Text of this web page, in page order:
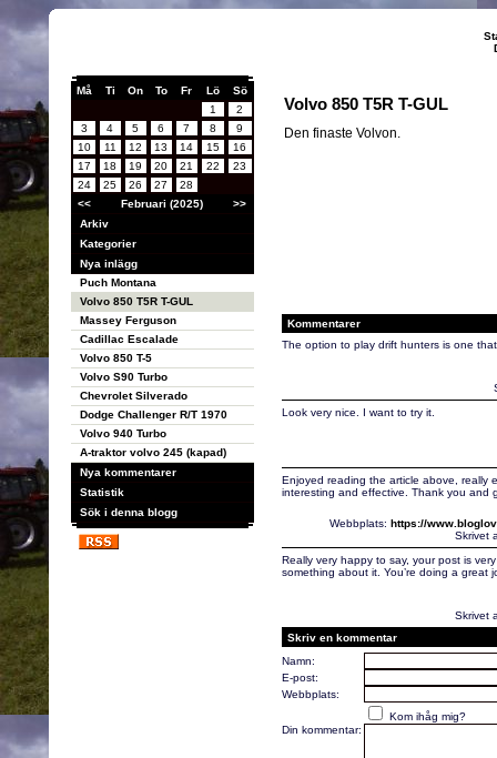
Må Ti On To Fr Lö
Sö
1
2
3
4 5 6 7 8
9
10
11 12 13 14 15
16
17
18 19 20 21 22
23
24
25 26 27
28
<<
Februari (2025)
>>
Arkiv
Kategorier
Nya inlägg
Puch Montana
Volvo 850 T5R T-GUL
Massey Ferguson
Cadillac Escalade
Volvo 850 T-5
Volvo S90 Turbo
Chevrolet Silverado
Dodge Challenger R/T 1970
Volvo 940 Turbo
A-traktor volvo 245 (kapad)
Nya kommentarer
Statistik
Sök i denna blogg
Volvo 850 T5R T-GUL
Den finaste Volvon.
Kommentarer
The option to play drift hunters is one
Look very nice. I want to try it.
Enjoyed reading the article above, really
interesting and effective. Thank you and
Webbplats: https://
Skrivet
Really very happy to say, your post is
something about it. You’re doing a great
Skrivet
Skriv en kommentar
Namn:
E-post:
Webbplats:
Kom ihåg mig?
Din kommentar: